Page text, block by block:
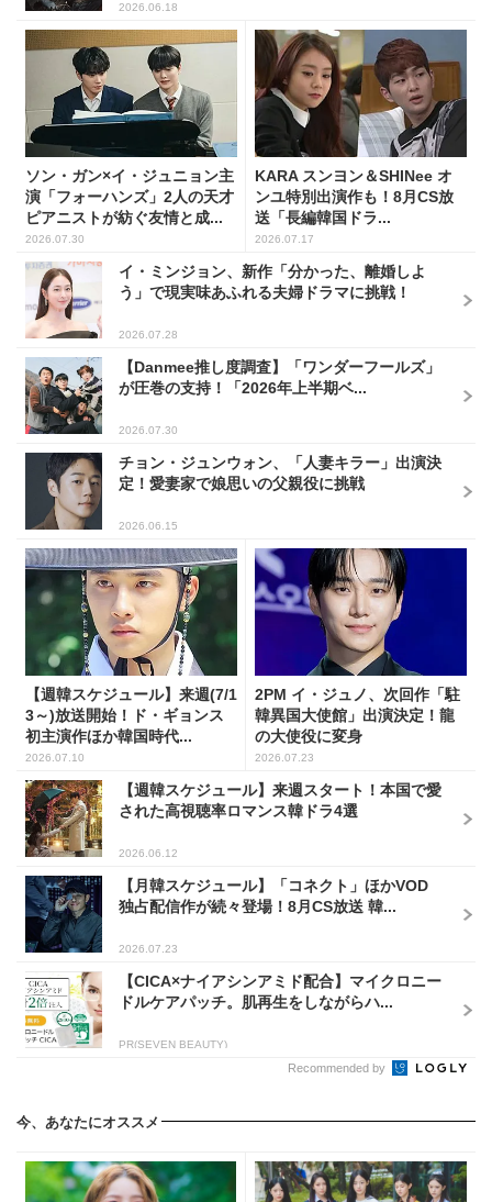
2026.06.18
ソン・ガン×イ・ジュニョン主
演「フォーハンズ」2人の天才
ピアニストが紡ぐ友情と成...
2026.07.30
KARA スンヨン＆SHINee オ
ンユ特別出演作も！8月CS放
送「長編韓国ドラ...
2026.07.17
イ・ミンジョン、新作「分かった、離婚しよ
う」で現実味あふれる夫婦ドラマに挑戦！
2026.07.28
【Danmee推し度調査】「ワンダーフールズ」
が圧巻の支持！「2026年上半期ベ...
2026.07.30
チョン・ジュンウォン、「人妻キラー」出演決
定！愛妻家で娘思いの父親役に挑戦
2026.06.15
【週韓スケジュール】来週(7/1
3～)放送開始！ド・ギョンス
初主演作ほか韓国時代...
2026.07.10
2PM イ・ジュノ、次回作「駐
韓異国大使館」出演決定！龍
の大使役に変身
2026.07.23
【週韓スケジュール】来週スタート！本国で愛
された高視聴率ロマンス韓ドラ4選
2026.06.12
【月韓スケジュール】「コネクト」ほかVOD
独占配信作が続々登場！8月CS放送 韓...
2026.07.23
【CICA×ナイアシンアミド配合】マイクロニー
ドルケアパッチ。肌再生をしながらハ...
PR(SEVEN BEAUTY)
Recommended by
今、あなたにオススメ